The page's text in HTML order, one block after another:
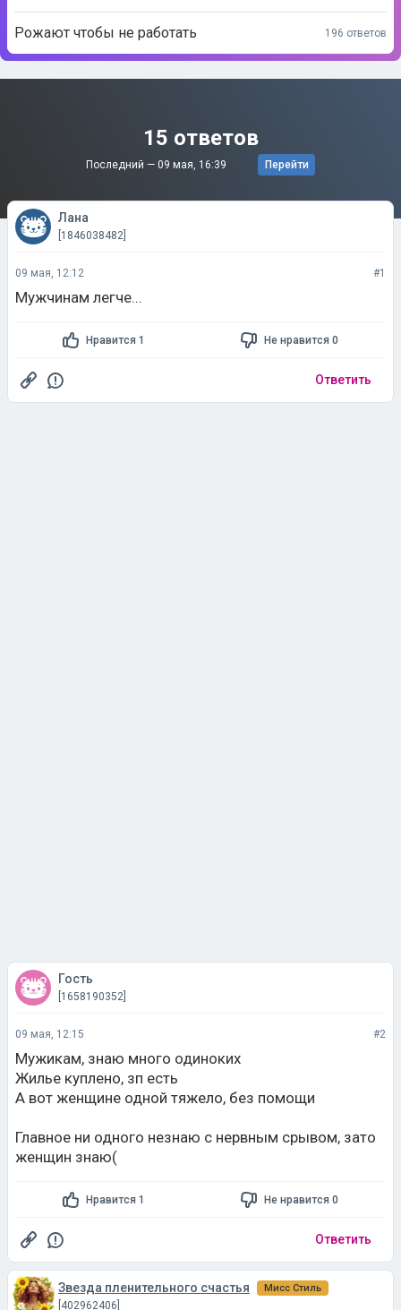
Рожают чтобы не работать 196 ответов
15 ответов
Последний — 09 мая, 16:39 Перейти
Лана
[1846038482]
09 мая, 12:12 #1
Мужчинам легче...
Нравится 1 Не нравится 0
Ответить
Гость
[1658190352]
09 мая, 12:15 #2
Мужикам, знаю много одиноких
Жилье куплено, зп есть
А вот женщине одной тяжело, без помощи
Главное ни одного незнаю с нервным срывом, зато
женщин знаю(
Нравится 1 Не нравится 0
Ответить
Звезда пленительного счастья Мисс Стиль
[402962406]